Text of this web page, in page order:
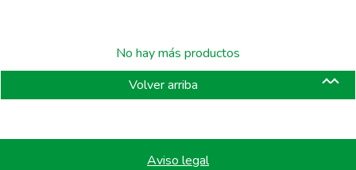
No hay más productos
Volver arriba
Aviso legal